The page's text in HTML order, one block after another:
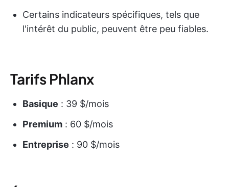
Certains indicateurs spécifiques, tels que
l'intérêt du public, peuvent être peu fiables.
Tarifs Phlanx
Basique : 39 $/mois
Premium : 60 $/mois
Entreprise : 90 $/mois